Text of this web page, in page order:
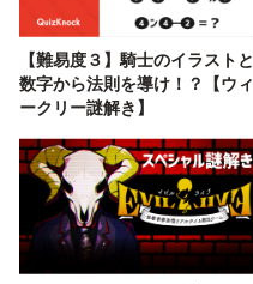
【難易度３】騎士のイラストと
数字から法則を導け！？【ウィ
ークリー謎解き】